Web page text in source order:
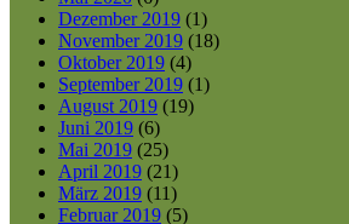
Dezember 2019 (1)
November 2019 (18)
Oktober 2019 (4)
September 2019 (1)
August 2019 (19)
Juni 2019 (6)
Mai 2019 (25)
April 2019 (21)
März 2019 (11)
Februar 2019 (5)